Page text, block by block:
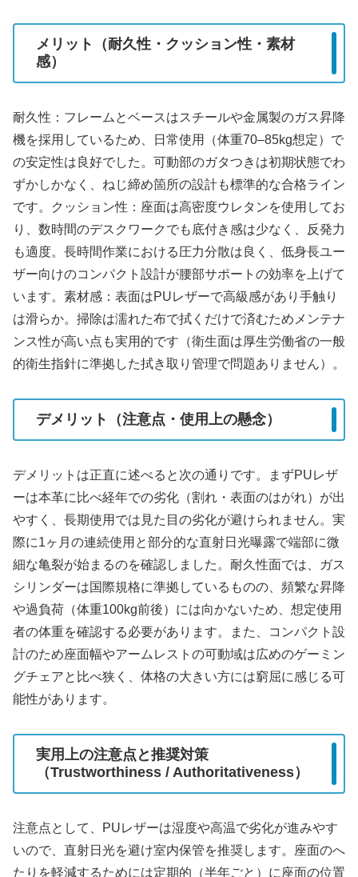
メリット（耐久性・クッション性・素材
感）
耐久性：フレームとベースはスチールや金属製のガス昇降
機を採用しているため、日常使用（体重70–85kg想定）で
の安定性は良好でした。可動部のガタつきは初期状態でわ
ずかしかなく、ねじ締め箇所の設計も標準的な合格ライン
です。クッション性：座面は高密度ウレタンを使用してお
り、数時間のデスクワークでも底付き感は少なく、反発力
も適度。長時間作業における圧力分散は良く、低身長ユー
ザー向けのコンパクト設計が腰部サポートの効率を上げて
います。素材感：表面はPUレザーで高級感があり手触り
は滑らか。掃除は濡れた布で拭くだけで済むためメンテナ
ンス性が高い点も実用的です（衛生面は厚生労働省の一般
的衛生指針に準拠した拭き取り管理で問題ありません）。
デメリット（注意点・使用上の懸念）
デメリットは正直に述べると次の通りです。まずPUレザ
ーは本革に比べ経年での劣化（割れ・表面のはがれ）が出
やすく、長期使用では見た目の劣化が避けられません。実
際に1ヶ月の連続使用と部分的な直射日光曝露で端部に微
細な亀裂が始まるのを確認しました。耐久性面では、ガス
シリンダーは国際規格に準拠しているものの、頻繁な昇降
や過負荷（体重100kg前後）には向かないため、想定使用
者の体重を確認する必要があります。また、コンパクト設
計のため座面幅やアームレストの可動域は広めのゲーミン
グチェアと比べ狭く、体格の大きい方には窮屈に感じる可
能性があります。
実用上の注意点と推奨対策
（Trustworthiness / Authoritativeness）
注意点として、PUレザーは湿度や高温で劣化が進みやす
いので、直射日光を避け室内保管を推奨します。座面のへ
たりを軽減するためには定期的（半年ごと）に座面の位置